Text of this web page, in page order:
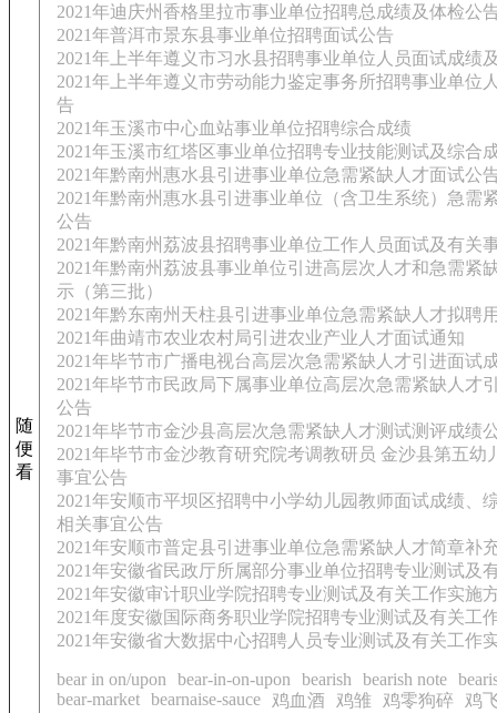
随
便
看
2021年迪庆州香格里拉市事业单位招聘总成绩及体检公
2021年普洱市景东县事业单位招聘面试公告
2021年上半年遵义市习水县招聘事业单位人员面试成绩
2021年上半年遵义市劳动能力鉴定事务所招聘事业单位
告
2021年玉溪市中心血站事业单位招聘综合成绩
2021年玉溪市红塔区事业单位招聘专业技能测试及综合
2021年黔南州惠水县引进事业单位急需紧缺人才面试公
2021年黔南州惠水县引进事业单位（含卫生系统）急需
公告
2021年黔南州荔波县招聘事业单位工作人员面试及有关
2021年黔南州荔波县事业单位引进高层次人才和急需紧
示（第三批）
2021年黔东南州天柱县引进事业单位急需紧缺人才拟聘
2021年曲靖市农业农村局引进农业产业人才面试通知
2021年毕节市广播电视台高层次急需紧缺人才引进面试
2021年毕节市民政局下属事业单位高层次急需紧缺人才
公告
2021年毕节市金沙县高层次急需紧缺人才测试测评成绩
2021年毕节市金沙教育研究院考调教研员 金沙县第五幼
事宜公告
2021年安顺市平坝区招聘中小学幼儿园教师面试成绩、
相关事宜公告
2021年安顺市普定县引进事业单位急需紧缺人才简章补
2021年安徽省民政厅所属部分事业单位招聘专业测试及
2021年安徽审计职业学院招聘专业测试及有关工作实施
2021年度安徽国际商务职业学院招聘专业测试及有关工
2021年安徽省大数据中心招聘人员专业测试及有关工作
bear in on/upon bear-in-on-upon bearish bearish note
bear-market bearnaise-sauce 鸡血酒 鸡雏 鸡零狗碎
鸡